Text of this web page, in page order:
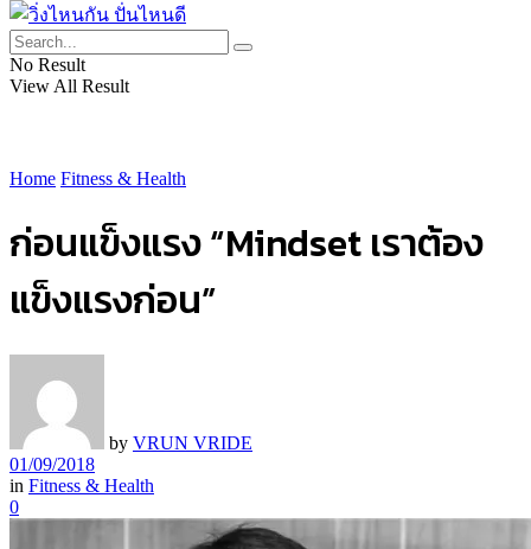
No Result
View All Result
Home Fitness & Health
ก่อนแข็งแรง “Mindset เราต้อง
แข็งแรงก่อน”
by VRUN VRIDE
01/09/2018
in Fitness & Health
0